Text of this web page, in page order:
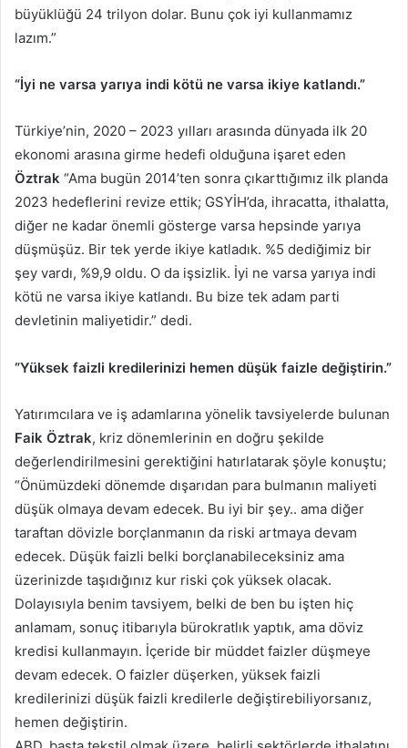
büyüklüğü 24 trilyon dolar. Bunu çok iyi kullanmamız
lazım.”
“İyi ne varsa yarıya indi kötü ne varsa ikiye katlandı.”
Türkiye’nin, 2020 – 2023 yılları arasında dünyada ilk 20
ekonomi arasına girme hedefi olduğuna işaret eden
Öztrak “Ama bugün 2014’ten sonra çıkarttığımız ilk planda
2023 hedeflerini revize ettik; GSYİH’da, ihracatta, ithalatta,
diğer ne kadar önemli gösterge varsa hepsinde yarıya
düşmüşüz. Bir tek yerde ikiye katladık. %5 dediğimiz bir
şey vardı, %9,9 oldu. O da işsizlik. İyi ne varsa yarıya indi
kötü ne varsa ikiye katlandı. Bu bize tek adam parti
devletinin maliyetidir.” dedi.
“Yüksek faizli kredilerinizi hemen düşük faizle değiştirin.”
Yatırımcılara ve iş adamlarına yönelik tavsiyelerde bulunan
Faik Öztrak, kriz dönemlerinin en doğru şekilde
değerlendirilmesini gerektiğini hatırlatarak şöyle konuştu;
“Önümüzdeki dönemde dışarıdan para bulmanın maliyeti
düşük olmaya devam edecek. Bu iyi bir şey.. ama diğer
taraftan dövizle borçlanmanın da riski artmaya devam
edecek. Düşük faizli belki borçlanabileceksiniz ama
üzerinizde taşıdığınız kur riski çok yüksek olacak.
Dolayısıyla benim tavsiyem, belki de ben bu işten hiç
anlamam, sonuç itibarıyla bürokratlık yaptık, ama döviz
kredisi kullanmayın. İçeride bir müddet faizler düşmeye
devam edecek. O faizler düşerken, yüksek faizli
kredilerinizi düşük faizli kredilerle değiştirebiliyorsanız,
hemen değiştirin.